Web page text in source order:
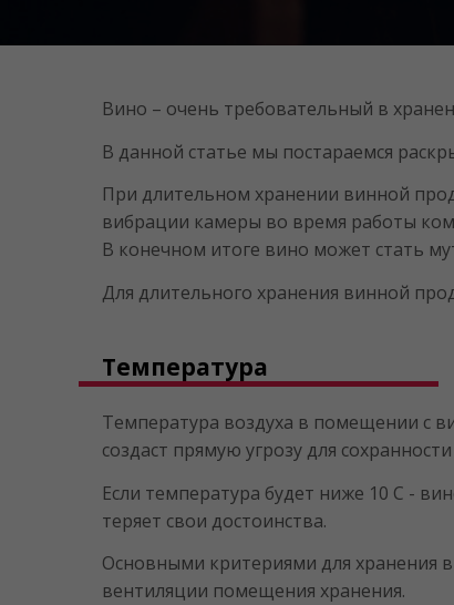
Вино – очень требовательный в
В данной статье мы постараемся
При длительном хранении винной
вибрации камеры во время работы
В конечном итоге вино может стать
Для длительного хранения винной
Температура
Температура воздуха в помещении с
создаст прямую угрозу для
Если температура будет ниже 10 С -
теряет свои достоинства.
Основными критериями для хранения
вентиляции помещения хранения.